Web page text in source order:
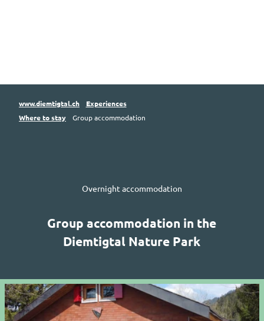
www.diemtigtal.ch
Experiences
Where to stay
Group accommodation
Overnight accommodation
Group accommodation in the
Diemtigtal Nature Park
O
p
e